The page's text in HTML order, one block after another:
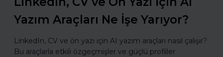
Yazım Araçları Ne İşe Yarıyor?
LinkedIn, CV ve ön yazı için AI yazım araçları nasıl çalışır?
Bu araçlarla etkili özgeçmişler ve güçlü profiller